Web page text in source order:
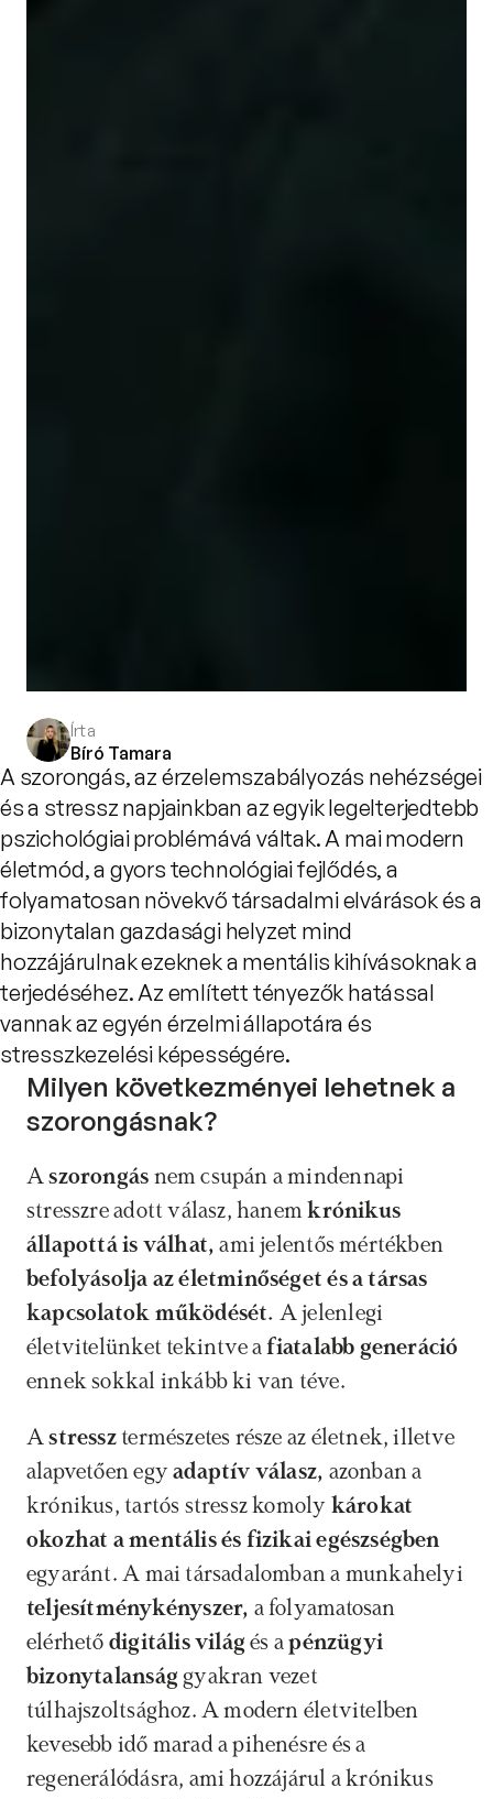
Írta
Bíró Tamara
A szorongás, az érzelemszabályozás nehézségei
és a stressz napjainkban az egyik legelterjedtebb
pszichológiai problémává váltak. A mai modern
életmód, a gyors technológiai fejlődés, a
folyamatosan növekvő társadalmi elvárások és a
bizonytalan gazdasági helyzet mind
hozzájárulnak ezeknek a mentális kihívásoknak a
terjedéséhez. Az említett tényezők hatással
vannak az egyén érzelmi állapotára és
stresszkezelési képességére.
Milyen következményei lehetnek a
szorongásnak?
A szorongás nem csupán a mindennapi
stresszre adott válasz, hanem krónikus
állapottá is válhat,
befolyásolja az életminőséget és a társas
kapcsolatok működését. A jelenlegi
életvitelünket tekintve a fiatalabb generáció
ennek sokkal inkább ki van téve.
A stressz természetes része az életnek, illetve
alapvetően egy adaptív válasz, azonban a
krónikus, tartós stressz komoly károkat
egyaránt. A mai társadalomban a munkahelyi
teljesítménykényszer, a folyamatosan
elérhető digitális világ és a pénzügyi
bizonytalanság gyakran vezet
túlhajszoltsághoz. A modern életvitelben
kevesebb idő marad a pihenésre és a
regenerálódásra, ami hozzájárul a krónikus